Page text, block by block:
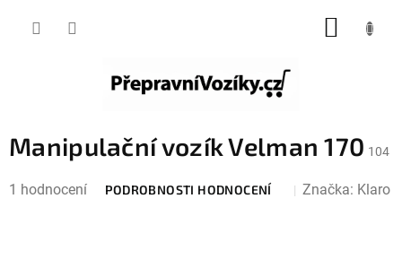
Manipulační vozík Velman 170 104
Průměrné
1 hodnocení PODROBNOSTI HODNOCENÍ Značka: Klaro